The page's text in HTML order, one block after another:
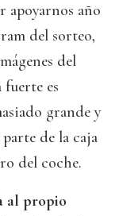
apoyarnos año
del sorteo,
del
es
grande y
de la caja
del coche.
al propio